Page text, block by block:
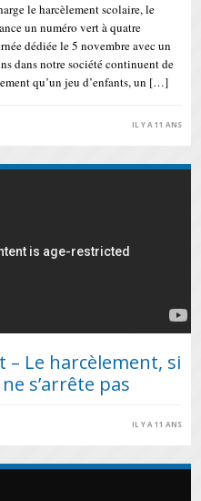
le harcèlement scolaire, le
un numéro vert à quatre
dédiée le 5 novembre avec un
dans notre société continuent de
qu’un jeu d’enfants, un […]
IL Y A 11 ANS
Le harcèlement, si
s’arrête pas
IL Y A 11 ANS